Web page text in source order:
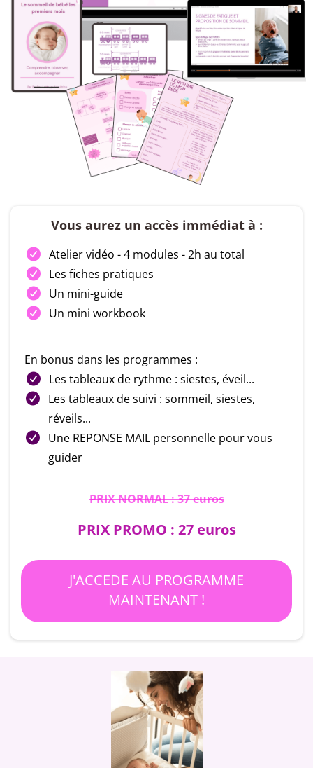
Vous aurez un accès immédiat à :
Atelier vidéo - 4 modules - 2h au total
Les fiches pratiques
Un mini-guide
Un mini workbook
En bonus dans les programmes :
Les tableaux de rythme : siestes, éveil...
Les tableaux de suivi : sommeil, siestes,
réveils...
Une REPONSE MAIL personnelle pour vous
guider
PRIX NORMAL : 37 euros
PRIX PROMO : 27 euros
J'ACCEDE AU PROGRAMME
MAINTENANT !